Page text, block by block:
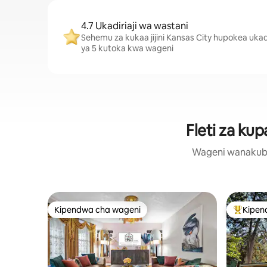
4.7 Ukadiriaji wa wastani
Sehemu za kukaa jijini Kansas City hupokea
ya 5 kutoka kwa wageni
Fleti za
Wageni
Kipendwa cha wageni
Kipendwa cha wageni